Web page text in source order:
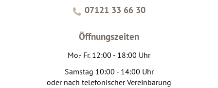
07121 33 66 30
Öffnungszeiten
Mo.- Fr. 12:00 - 18:00 Uhr
Samstag 10:00 - 14:00 Uhr
oder nach telefonischer Vereinbarung